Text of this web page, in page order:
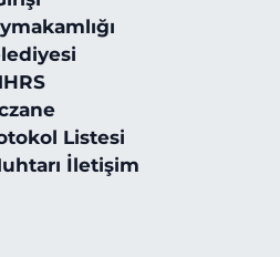
Listesi
İletişim